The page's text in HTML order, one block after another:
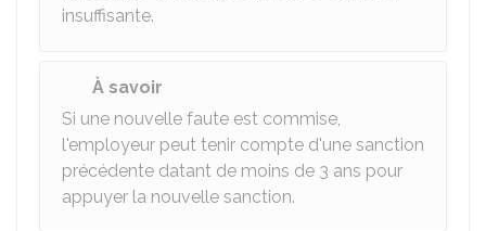
insuffisante.
À savoir
Si une nouvelle faute est commise,
l'employeur peut tenir compte d'une sanction
précédente datant de moins de 3 ans pour
appuyer la nouvelle sanction.